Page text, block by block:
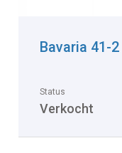
Bavaria 41-2
Status
Verkocht